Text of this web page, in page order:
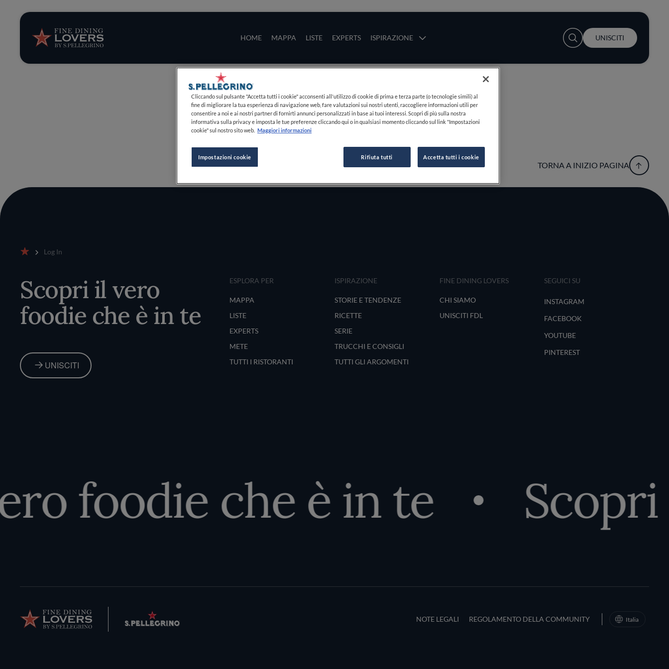
HOME MAPPA LISTE EXPERTS ISPIRAZIONE
Storie e tendenze
Ricette
Trucchi e consigli
User account menu
UNISCITI
TORNA A INIZIO PAGINA
Log In
Scopri il vero
foodie che è in te
UNISCITI
ESPLORA PER
MAPPA
LISTE
EXPERTS
METE
TUTTI I RISTORANTI
ISPIRAZIONE
STORIE E TENDENZE
RICETTE
SERIE
TRUCCHI E CONSIGLI
TUTTI GLI ARGOMENTI
FINE DINING LOVERS
CHI SIAMO
UNISCITI FDL
SEGUICI SU
INSTAGRAM
FACEBOOK
YOUTUBE
PINTEREST
foodie che è in te
Terms and Conditions
NOTE LEGALI REGOLAMENTO DELLA COMMUNITY Italia
Cliccando sul pulsante "Accetta tutti i cookie" acconsenti all'utilizzo di cookie di prima e terza parte (o tecnologie simili) al
fine di migliorare la tua esperienza di navigazione web, fare valutazioni sui nostri utenti, raccogliere informazioni utili per
consentire a noi e ai nostri partner di fornirti annunci personalizzati in base ai tuoi interessi. Scopri di più sulla nostra
informativa sulla privacy e imposta le tue preferenze cliccando qui o in qualsiasi momento cliccando sul link "Impostazioni
cookie" sul nostro sito web. Maggiori informazioni
Impostazioni cookie Rifiuta tutti Accetta tutti i cookie